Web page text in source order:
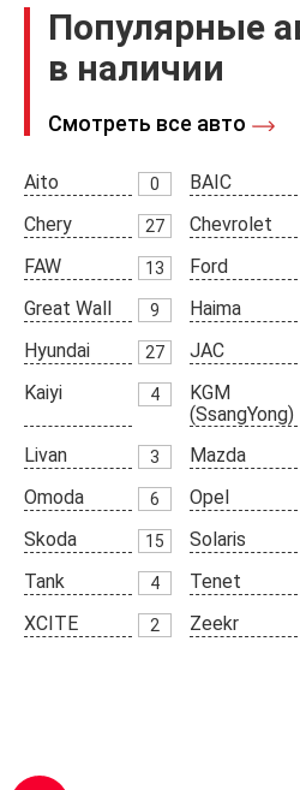
Популярные
в наличии
Смотреть все авто
Aito 0 BAIC
Chery
27 Chevrolet
FAW
13 Ford
Great Wall
9 Haima
Hyundai
27 JAC
Kaiyi
4
KGM
(SsangYong)
Livan 3 Mazda
Omoda
6 Opel
Skoda
15 Solaris
Tank
4 Tenet
XCITE
2 Zeekr